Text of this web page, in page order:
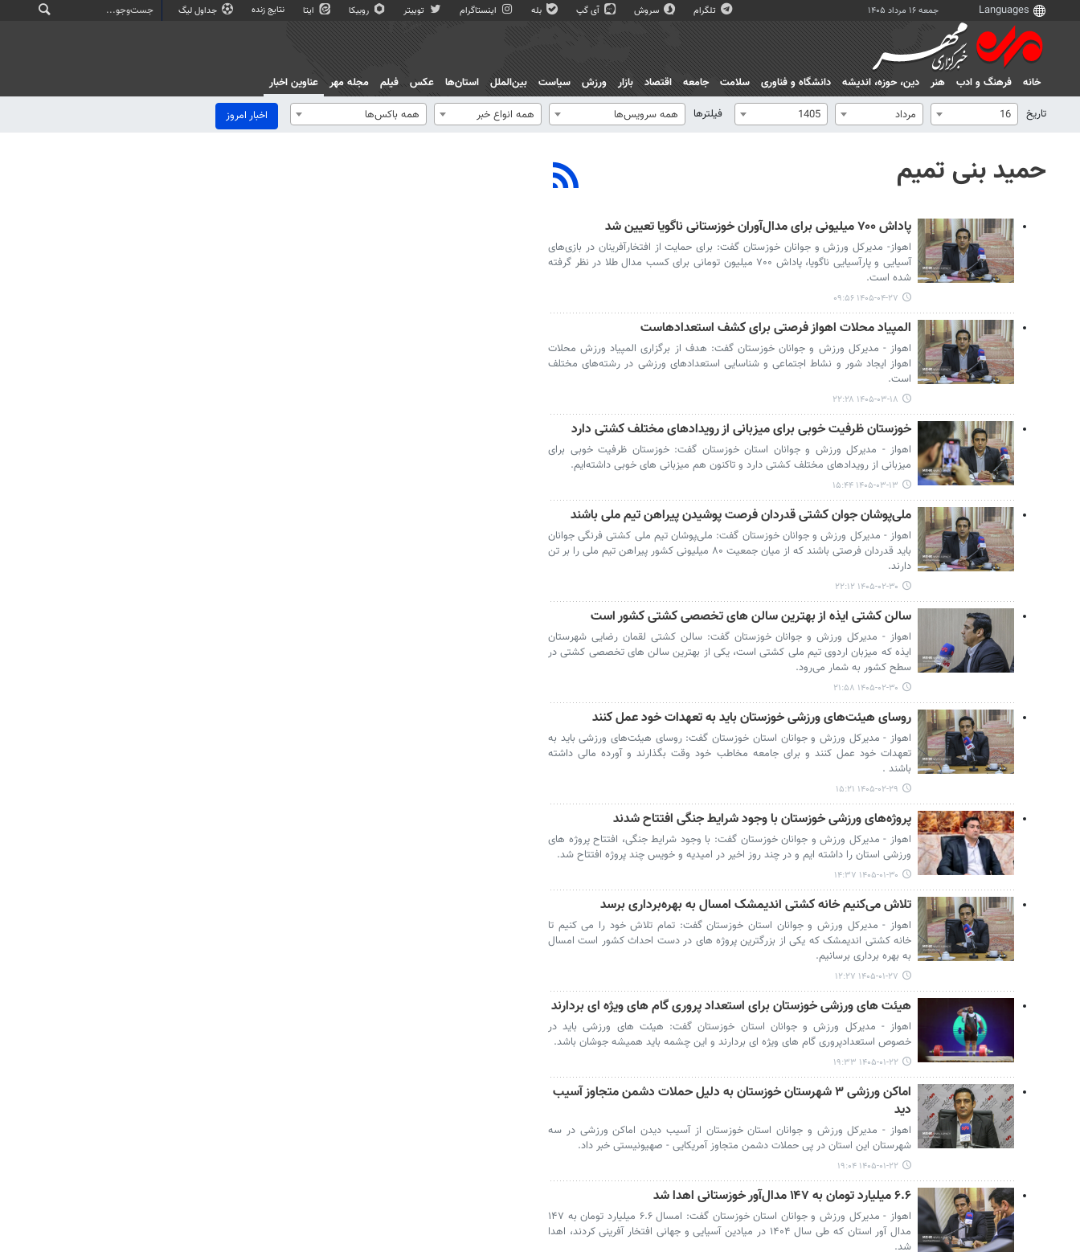
جمعه ۱۶ مرداد ۱۴۰۵ تلگرام سروش آی گپ بله اینستاگرام توییتر روبیکا ایتا نتایج زنده جداول لیگ
خانه فرهنگ و ادب هنر دين، حوزه، انديشه دانشگاه و فناوری سلامت جامعه اقتصاد بازار ورزش سیاست بین‌الملل استان‌ها عکس فیلم مجله مهر
عناوین اخبار
تاریخ
16 مرداد 1405 فیلترها همه سرویس‌ها همه انواع خبر همه باکس‌ها اخبار امروز
حمید بنی تمیم
پاداش ۷۰۰ میلیونی برای مدال‌آوران خوزستانی ناگویا تعیین شد
اهواز- مدیرکل ورزش و جوانان خوزستان گفت: برای حمایت از افتخارآفرینان در بازی‌های
آسیایی و پارآسیایی ناگویا، پاداش ۷۰۰ میلیون تومانی برای کسب مدال طلا در نظر گرفته
شده است.
۱۴۰۵-۰۴-۲۷ ۰۹:۵۶
المپیاد محلات اهواز فرصتی برای کشف استعدادهاست
اهواز - مدیرکل ورزش و جوانان خوزستان گفت: هدف از برگزاری المپیاد ورزش محلات
اهواز ایجاد شور و نشاط اجتماعی و شناسایی استعدادهای ورزشی در رشته‌های مختلف
است.
۱۴۰۵-۰۳-۱۸ ۲۲:۲۸
خوزستان ظرفیت خوبی برای میزبانی از رویدادهای مختلف کشتی دارد
اهواز - مدیرکل ورزش و جوانان استان خوزستان گفت: خوزستان ظرفیت خوبی برای
میزبانی از رویدادهای مختلف کشتی دارد و تاکنون هم میزبانی های خوبی داشته‌ایم.
۱۴۰۵-۰۳-۱۳ ۱۵:۴۴
ملی‌پوشان جوان کشتی قدردان فرصت پوشیدن پیراهن تیم ملی باشند
اهواز - مدیرکل ورزش و جوانان خوزستان گفت: ملی‌پوشان تیم ملی کشتی فرنگی جوانان
باید قدردان فرصتی باشند که از میان جمعیت ۸۰ میلیونی کشور پیراهن تیم ملی را بر تن
دارند.
۱۴۰۵-۰۲-۳۰ ۲۲:۱۲
سالن کشتی ایذه از بهترین سالن های تخصصی کشتی کشور است
اهواز - مدیرکل ورزش و جوانان خوزستان گفت: سالن کشتی لقمان رضایی شهرستان
ایذه که میزبان اردوی تیم ملی کشتی است، یکی از بهترین سالن های تخصصی کشتی در
سطح کشور به شمار می‌رود.
۱۴۰۵-۰۲-۳۰ ۲۱:۵۸
روسای هیئت‌های ورزشی خوزستان باید به تعهدات خود عمل کنند
اهواز - مدیرکل ورزش و جوانان استان خوزستان گفت: روسای هیئت‌های ورزشی باید به
تعهدات خود عمل کنند و برای جامعه مخاطب خود وقت بگذارند و آورده مالی داشته
باشند .
۱۴۰۵-۰۲-۲۹ ۱۵:۲۱
پروژه‌های ورزشی خوزستان با وجود شرایط جنگی افتتاح شدند
اهواز - مدیرکل ورزش و جوانان خوزستان گفت: با وجود شرایط جنگی، افتتاح پروژه های
ورزشی استان را داشته ایم و در چند روز اخیر در امیدیه و خویس چند پروژه افتتاح شد.
۱۴۰۵-۰۱-۳۰ ۱۴:۳۷
تلاش می‌کنیم خانه کشتی اندیمشک امسال به بهره‌برداری برسد
اهواز - مدیرکل ورزش و جوانان استان خوزستان گفت: تمام تلاش خود را می کنیم تا
خانه کشتی اندیمشک که یکی از بزرگترین پروژه های در دست احداث کشور است امسال
به بهره برداری برسانیم.
۱۴۰۵-۰۱-۲۷ ۱۲:۲۷
هیئت های ورزشی خوزستان برای استعداد پروری گام های ویژه ای بردارند
اهواز - مدیرکل ورزش و جوانان استان خوزستان گفت: هیئت های ورزشی باید در
خصوص استعدادپروری گام های ویژه ای بردارند و این چشمه باید همیشه جوشان باشد.
۱۴۰۵-۰۱-۲۲ ۱۹:۳۳
اماکن ورزشی ۳ شهرستان خوزستان به دلیل حملات دشمن متجاوز آسیب
دید
اهواز - مدیرکل ورزش و جوانان استان خوزستان از آسیب دیدن اماکن ورزشی در سه
شهرستان این استان در پی حملات دشمن متجاوز آمریکایی - صهیونیستی خبر داد.
۱۴۰۵-۰۱-۲۲ ۱۹:۰۴
۶.۶ میلیارد تومان به ۱۴۷ مدال‌آور خوزستانی اهدا شد
اهواز - مدیرکل ورزش و جوانان استان خوزستان گفت: امسال ۶.۶ میلیارد تومان به ۱۴۷
مدال آور استان که طی سال ۱۴۰۴ در میادین آسیایی و جهانی افتخار آفرینی کردند، اهدا
شد.